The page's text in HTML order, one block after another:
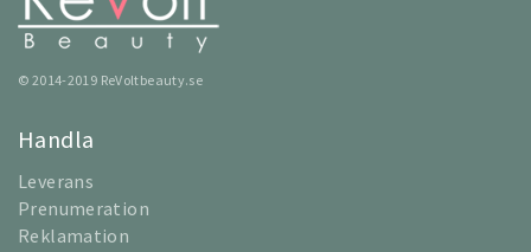
© 2014-2019 ReVoltbeauty.se
Handla
Leverans
Prenumeration
Reklamation